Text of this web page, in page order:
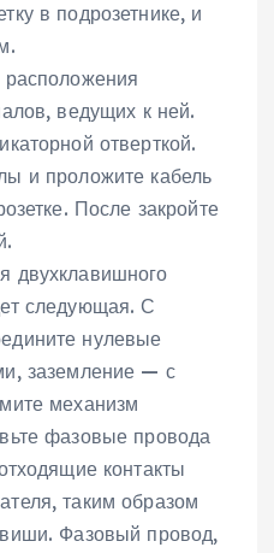
в подрозетнике, и
расположения
ведущих к ней.
отверткой.
и проложите кабель
После закройте
двухклавишного
следующая. С
нулевые
заземление — с
механизм
фазовые провода
контакты
таким образом
Фазовый провод,